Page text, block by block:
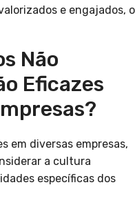
e engajados, o
Não
Eficazes
em diversas empresas,
a cultura
específicas dos